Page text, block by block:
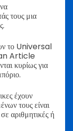
τους μια
το Universal
Article
κυρίως για
έχουν
τους είναι
αριθμητικές ή